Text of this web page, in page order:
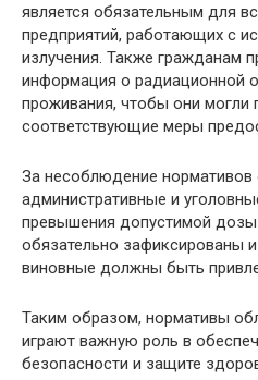
является обязательным для
предприятий, работающих с
излучения. Также гражданам
информация о радиационной
проживания, чтобы они могли
соответствующие меры
За несоблюдение нормативов
административные и
превышения допустимой
обязательно зафиксированы
виновные должны быть
Таким образом, нормативы
играют важную роль в
безопасности и защите